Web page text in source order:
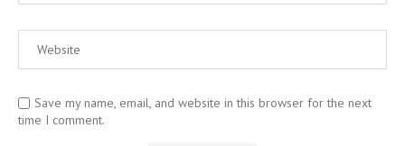
Save my name, email, and website in this browser for the next
time I comment.